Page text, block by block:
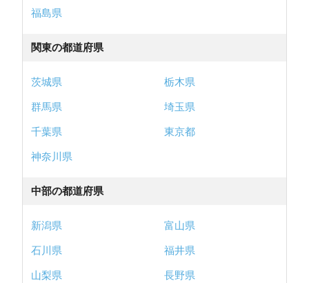
福島県
関東の都道府県
茨城県
栃木県
群馬県
埼玉県
千葉県
東京都
神奈川県
中部の都道府県
新潟県
富山県
石川県
福井県
山梨県
長野県